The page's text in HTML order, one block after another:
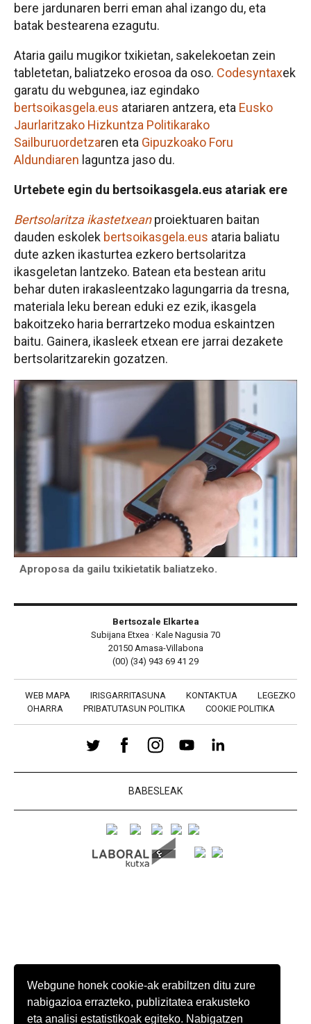
Webgune honek cookie-ak erabiltzen ditu zure
nabigazioa errazteko, publizitatea erakusteko
eta analisi estatistikoak egiteko. Nabigatzen
bere jardunaren berri eman ahal izango du, eta
batak bestearena ezagutu.
Ataria gailu mugikor txikietan, sakelekoetan zein
tabletetan, baliatzeko erosoa da oso. Codesyntaxek
garatu du webgunea, iaz egindako
bertsoikasgela.eus atariaren antzera, eta Eusko
Jaurlaritzako Hizkuntza Politikarako
Sailburuordetzaren eta Gipuzkoako Foru
Aldundiaren laguntza jaso du.
Urtebete egin du bertsoikasgela.eus atariak ere
Bertsolaritza ikastetxeanproiektuaren baitan
dauden eskolek bertsoikasgela.eus ataria baliatu
dute azken ikasturtea ezkero bertsolaritza
ikasgeletan lantzeko. Batean eta bestean aritu
behar duten irakasleentzako lagungarria da tresna,
materiala leku berean eduki ez ezik, ikasgela
bakoitzeko haria berrartzeko modua eskaintzen
baitu. Gainera, ikasleek etxean ere jarrai dezakete
bertsolaritzarekin gozatzen.
Aproposa da gailu txikietatik baliatzeko.
Bertsozale Elkartea
Subijana Etxea · Kale Nagusia 70
20150 Amasa-Villabona
(00) (34) 943 69 41 29
WEB MAPA IRISGARRITASUNA KONTAKTUA
LEGEZKO
OHARRA
PRIBATUTASUN POLITIKA COOKIE POLITIKA
BABESLEAK